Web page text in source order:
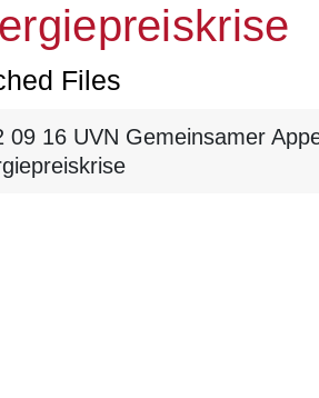
Files
09 16 UVN Gemeinsamer